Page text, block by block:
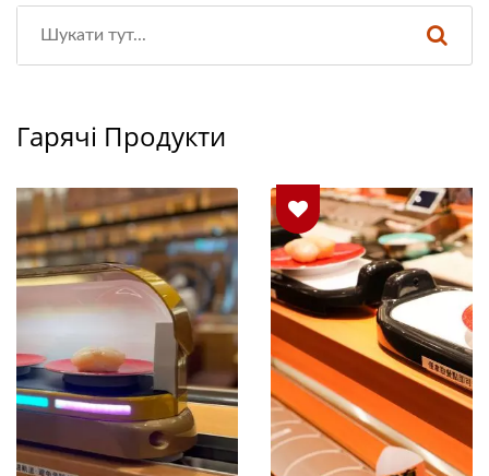
Гарячі Продукти